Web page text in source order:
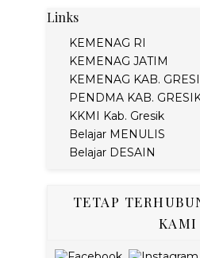
Links
KEMENAG RI
KEMENAG JATIM
KEMENAG KAB.
PENDMA KAB.
KKMI Kab. Gresik
Belajar MENULIS
Belajar DESAIN
TETAP
KAMI